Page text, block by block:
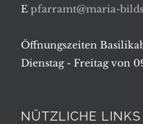
E pfarramt@maria-
Öffnungszeiten
Dienstag - Freitag von
NÜTZLICHE LINKS